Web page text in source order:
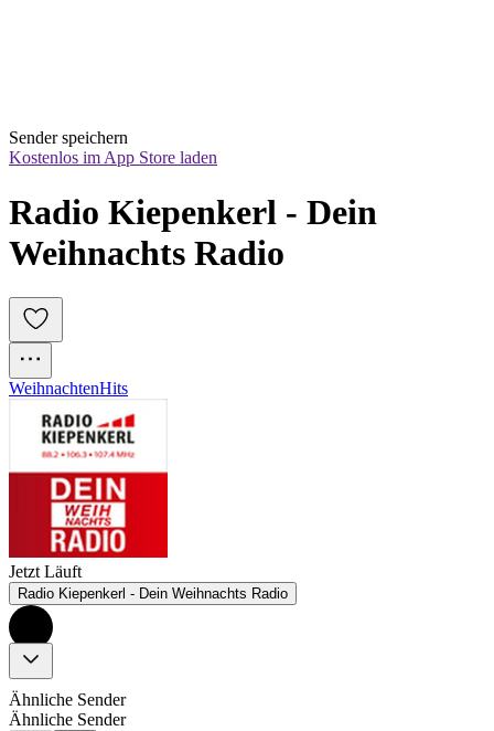
Sender speichern
Kostenlos im App Store laden
Radio Kiepenkerl - Dein
Weihnachts Radio
WeihnachtenHits
Jetzt Läuft
Radio Kiepenkerl - Dein Weihnachts Radio
Ähnliche Sender
Ähnliche Sender